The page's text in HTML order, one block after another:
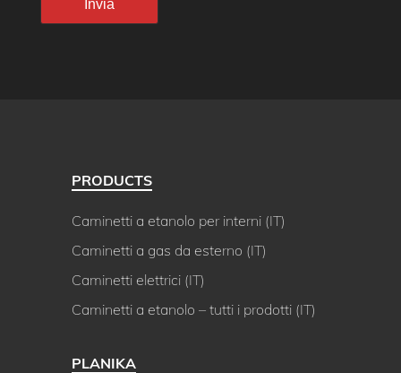
PRODUCTS
Caminetti a etanolo per interni (IT)
Caminetti a gas da esterno (IT)
Caminetti elettrici (IT)
Caminetti a etanolo – tutti i prodotti (IT)
PLANIKA